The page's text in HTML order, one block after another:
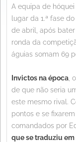
A equipa de
lugar da 1.ª fase
de abril, após bater
ronda da
águias somam 69
Invictos na época ,
de que não seria
este mesmo rival.
pontos e se
comandados por
que se traduziu